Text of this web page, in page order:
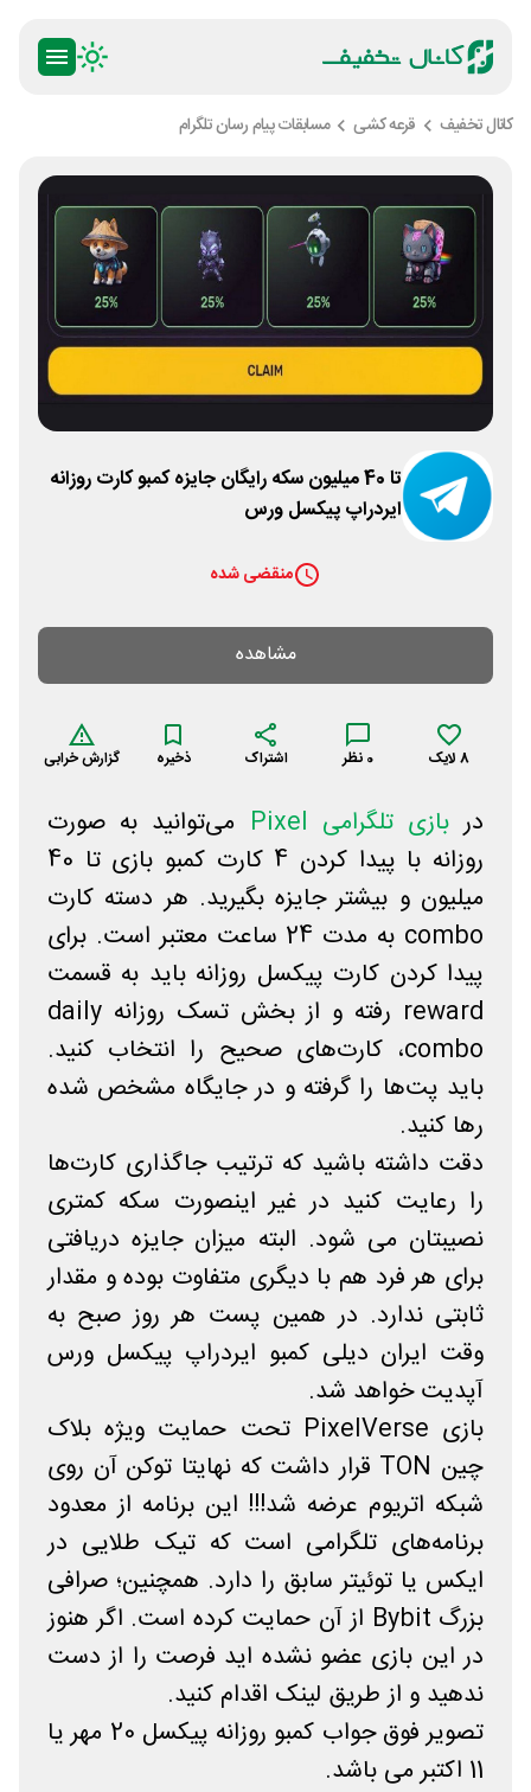
کانال تخفیف قرعه کشی مسابقات پیام رسان تلگرام
تا 40 میلیون سکه رایگان جایزه کمبو کارت روزانه
ایردراپ پیکسل ورس
منقضی شده
مشاهده
8لایک 0 نظر اشتراک ذخیره گزارش خرابی
دربازی تلگرامی Pixel
می‌توانید به صورت
روزانه با پیدا کردن 4 کارت کمبو بازی تا 40
میلیون و بیشتر جایزه بگیرید. هر دسته کارت
combo به مدت 24 ساعت معتبر است. برای
پیدا کردن کارت پیکسل روزانه باید به قسمت
reward رفته و از بخش تسک روزانه daily
combo، کارت‌های صحیح را انتخاب کنید.
باید پت‌ها را گرفته و در جایگاه مشخص شده
رها کنید.
دقت داشته باشید که ترتیب جاگذاری کارت‌ها
را رعایت کنید در غیر اینصورت سکه کمتری
نصیبتان می شود. البته میزان جایزه دریافتی
برای هر فرد هم با دیگری متفاوت بوده و مقدار
ثابتی ندارد. در همین پست هر روز صبح به
وقت ایران دیلی کمبو ایردراپ پیکسل ورس
آپدیت خواهد شد.
بازی PixelVerse تحت حمایت ویژه بلاک
چین TON قرار داشت که نهایتا توکن آن روی
شبکه اتریوم عرضه شد!!! این برنامه از معدود
برنامه‌های تلگرامی است که تیک طلایی در
ایکس یا توئیتر سابق را دارد. همچنین؛ صرافی
بزرگ Bybit از آن حمایت کرده است. اگر هنوز
در این بازی عضو نشده اید فرصت را از دست
ندهید و از طریق لینک اقدام کنید.
تصویر فوق جواب کمبو روزانه پیکسل 20 مهر یا
11 اکتبر می باشد.